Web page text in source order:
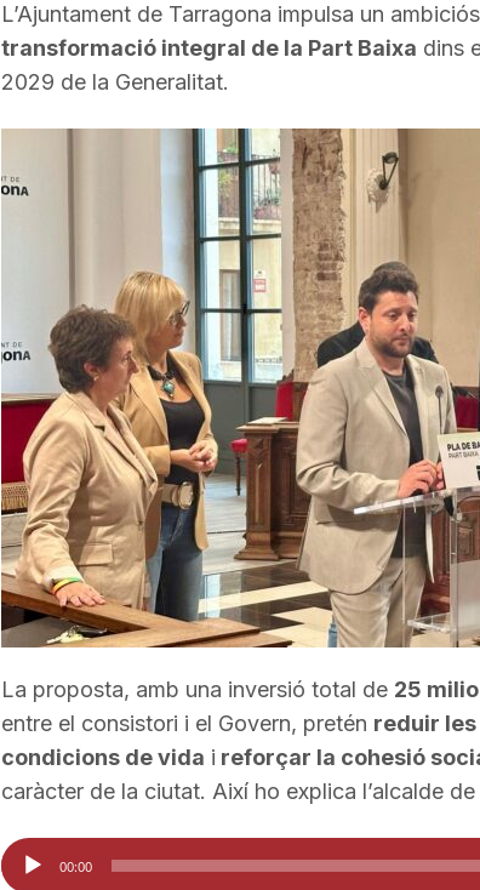
a
r
r
a
g
o
n
L’Ajuntament de Tarragona impulsa un
transformació integral de la Part Baixa dins
2029 de la Generalitat.
La proposta, amb una inversió total de 25
entre el consistori i el Govern, pretén reduir
condicions de vida i reforçar la cohesió
caràcter de la ciutat. Així ho explica l’alcalde
Reproductor
00:00